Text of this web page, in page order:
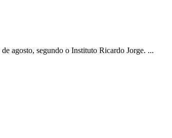
agosto, segundo o Instituto Ricardo Jorge. ...